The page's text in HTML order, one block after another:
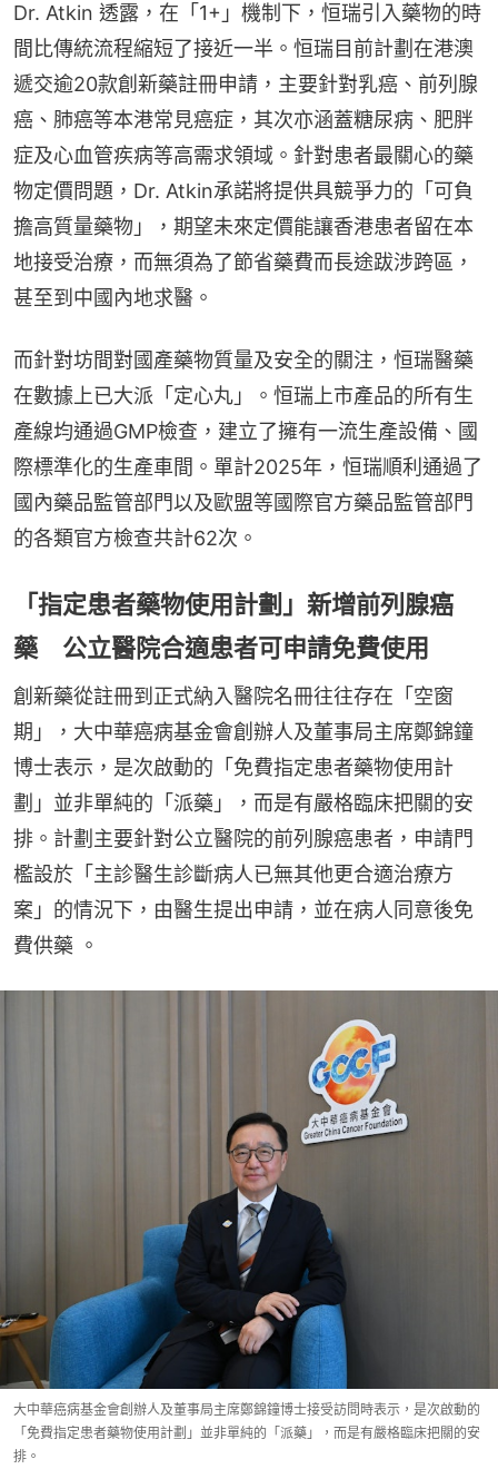
Dr. Atkin 透露，在「1+」機制下，恒瑞引入藥物的時
間比傳統流程縮短了接近一半。恒瑞目前計劃在港澳
遞交逾20款創新藥註冊申請，主要針對乳癌、前列腺
癌、肺癌等本港常見癌症，其次亦涵蓋糖尿病、肥胖
症及心血管疾病等高需求領域。針對患者最關心的藥
物定價問題，Dr. Atkin承諾將提供具競爭力的「可負
擔高質量藥物」，期望未來定價能讓香港患者留在本
地接受治療，而無須為了節省藥費而長途跋涉跨區，
甚至到中國內地求醫。
而針對坊間對國產藥物質量及安全的關注，恒瑞醫藥
在數據上已大派「定心丸」。恒瑞上市產品的所有生
產線均通過GMP檢查，建立了擁有一流生產設備、國
際標準化的生產車間。單計2025年，恒瑞順利通過了
國內藥品監管部門以及歐盟等國際官方藥品監管部門
的各類官方檢查共計62次。
「指定患者藥物使用計劃」新增前列腺癌
藥 公立醫院合適患者可申請免費使用
創新藥從註冊到正式納入醫院名冊往往存在「空窗
期」，大中華癌病基金會創辦人及董事局主席鄭錦鐘
博士表示，是次啟動的「免費指定患者藥物使用計
劃」並非單純的「派藥」，而是有嚴格臨床把關的安
排。計劃主要針對公立醫院的前列腺癌患者，申請門
檻設於「主診醫生診斷病人已無其他更合適治療方
案」的情況下，由醫生提出申請，並在病人同意後免
費供藥 。
大中華癌病基金會創辦人及董事局主席鄭錦鐘博士接受訪問時表示，是次啟動的
「免費指定患者藥物使用計劃」並非單純的「派藥」，而是有嚴格臨床把關的安
排。